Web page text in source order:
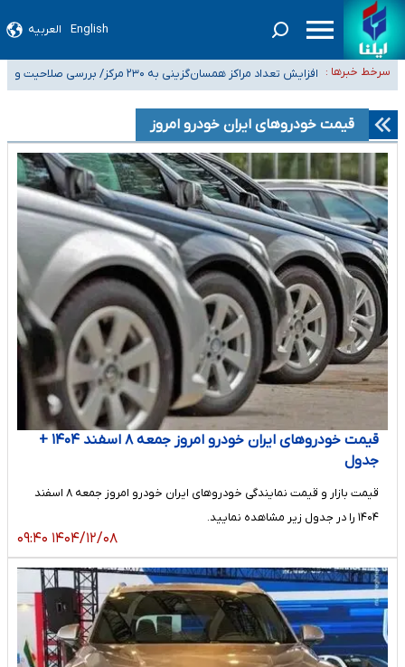
English العربیه
سرخط خبرها :
ضرورت آموزش حریم خصوصی در فضای آنلاین در مدارس/ هزینه‌های سنگین
اجتماعی انتشار تصاویر خصوصی برای قربانیان/ سوءاستفاده مجرمان از ترس
رسوایی
افزایش تعداد مراکز همسان‌گزینی به ۲۳۰ مرکز/ بررسی صلاحیت و
نظارت‌ها به سازمان تبلیغات واگذار شده است
۴۰ تا ۵۰ روز گرمای نسبی در پیش داریم/ دمای تهران به ۳۸ درجه می‌رسد
هستیم، اما هنوز پاسخ مشخصی نگرفته‌ایم
تعویق آزمون ورودی دکترای تخصصی فرماندهی صحنه عملیات و دکترای
تخصصی جغرافیای نظامی دافوس آجا
قیمت خودرو‌های ایران خودرو امروز
قیمت خودرو‌های ایران خودرو امروز جمعه ۸ اسفند ۱۴۰۴ +
جدول
قیمت بازار و قیمت نمایندگی خودرو‌های ایران خودرو امروز جمعه ۸ اسفند
۱۴۰۴ را در جدول زیر مشاهده نمایید.
۱۴۰۴/۱۲/۰۸ ۰۹:۴۰